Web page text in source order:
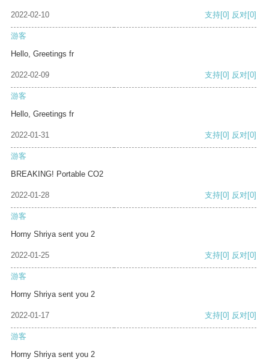
2022-02-10 支持[0] 反对[0]
游客
Hello, Greetings fr
2022-02-09 支持[0] 反对[0]
游客
Hello, Greetings fr
2022-01-31 支持[0] 反对[0]
游客
BREAKING! Portable CO2
2022-01-28 支持[0] 反对[0]
游客
Horny Shriya sent you 2
2022-01-25 支持[0] 反对[0]
游客
Horny Shriya sent you 2
2022-01-17 支持[0] 反对[0]
游客
Horny Shriya sent you 2